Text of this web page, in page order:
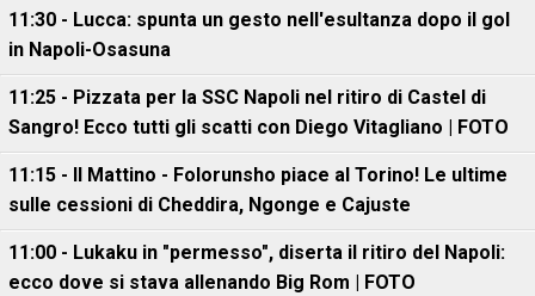
11:30 - Lucca: spunta un gesto nell'esultanza dopo il gol
in Napoli-Osasuna
11:25 - Pizzata per la SSC Napoli nel ritiro di Castel di
Sangro! Ecco tutti gli scatti con Diego Vitagliano | FOTO
11:15 - Il Mattino - Folorunsho piace al Torino! Le ultime
sulle cessioni di Cheddira, Ngonge e Cajuste
11:00 - Lukaku in "permesso", diserta il ritiro del Napoli:
ecco dove si stava allenando Big Rom | FOTO